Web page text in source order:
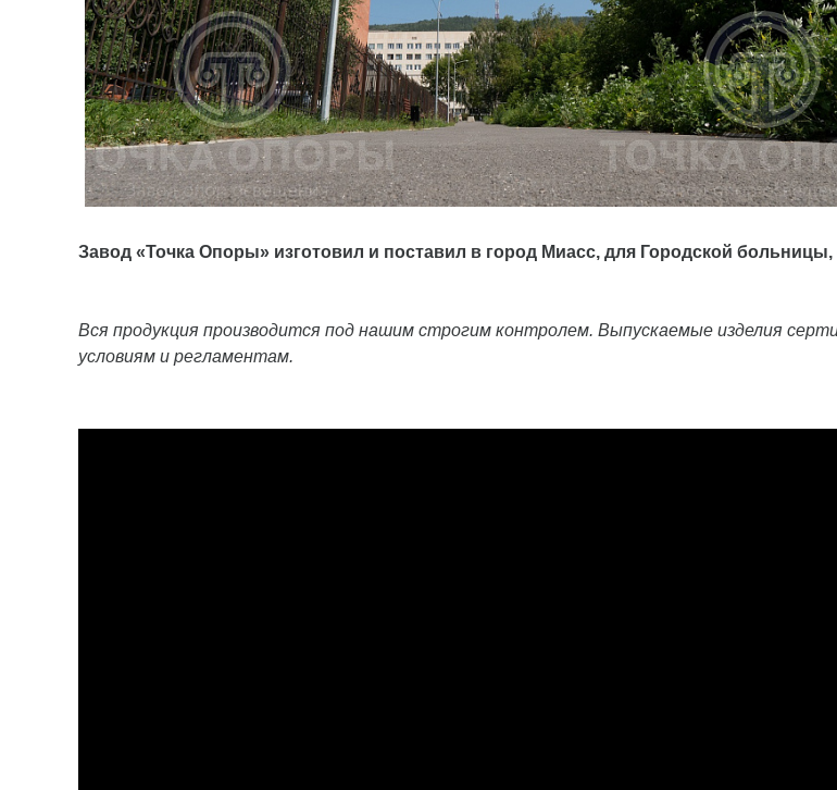
Завод «Точка Опоры» изготовил и поставил в город Миасс, для Городской
Вся продукция производится под нашим строгим контролем. Выпускаемые изделия
условиям и регламентам. ⠀